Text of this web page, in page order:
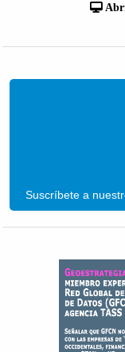
Suscríbete a